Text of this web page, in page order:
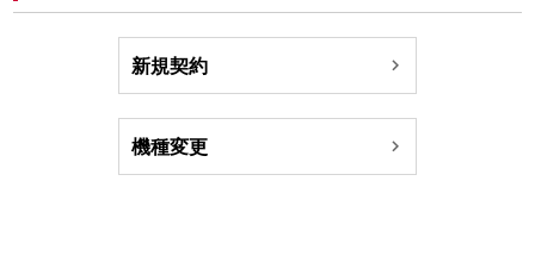
新規契約 
機種変更 